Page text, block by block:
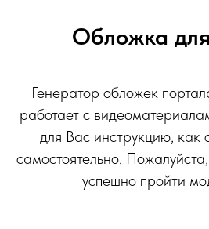
Обложка
Генератор обложек
работает с
для Вас инструкцию, как
самостоятельно.
успешно пройти